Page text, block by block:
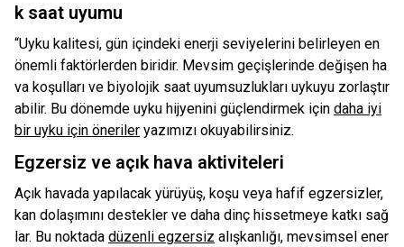
k saat uyumu
“Uyku kalitesi, gün içindeki enerji seviyelerini belirleyen en
önemli faktörlerden biridir. Mevsim geçişlerinde değişen ha
va koşulları ve biyolojik saat uyumsuzlukları uykuyu zorlaştır
abilir. Bu dönemde uyku hijyenini güçlendirmek için daha iyi
bir uyku için öneriler yazımızı okuyabilirsiniz.
Egzersiz ve açık hava aktiviteleri
Açık havada yapılacak yürüyüş, koşu veya hafif egzersizler,
kan dolaşımını destekler ve daha dinç hissetmeye katkı sağ
lar. Bu noktada düzenli egzersiz alışkanlığı, mevsimsel ener